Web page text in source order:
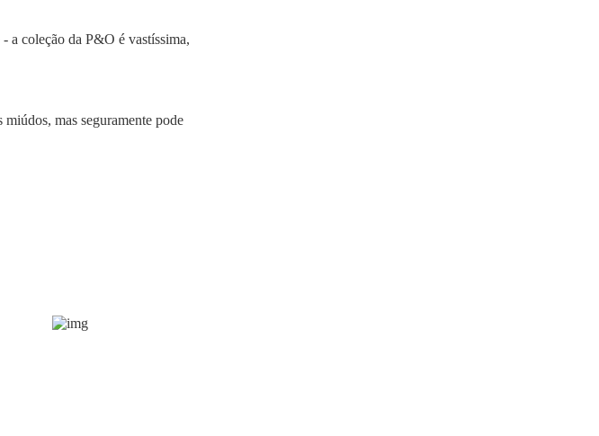
a coleção da P&O é vastíssima,
miúdos, mas seguramente pode